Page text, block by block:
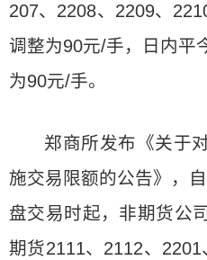
207、2208、2209、
调整为90元/手，日内平
为90元/手。
郑商所发布《关于
施交易限额的公告》，
盘交易时起，非期货公
期货2111、2112、2201